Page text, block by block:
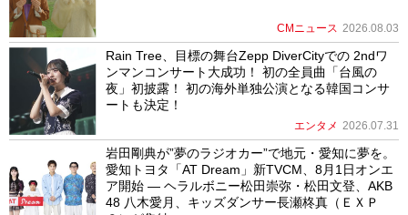
CMニュース 2026.08.03
Rain Tree、目標の舞台Zepp DiverCityでの 2ndワ
ンマンコンサート大成功！ 初の全員曲「台風の
夜」初披露！ 初の海外単独公演となる韓国コンサ
ートも決定！
エンタメ 2026.07.31
岩田剛典が”夢のラジオカー”で地元・愛知に夢を。
愛知トヨタ「AT Dream」新TVCM、8月1日オンエ
ア開始 ― ヘラルボニー松田崇弥・松田文登、AKB
48 八木愛月、キッズダンサー長瀬柊真（ＥＸＰ